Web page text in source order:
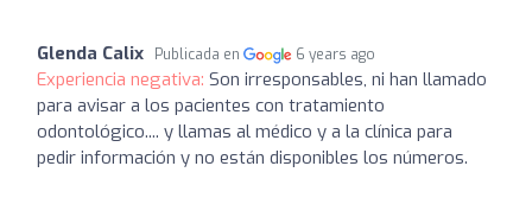
Glenda Calix Publicada en 6 years ago
Experiencia negativa: Son irresponsables, ni han llamado
para avisar a los pacientes con tratamiento
odontológico.... y llamas al médico y a la clínica para
pedir información y no están disponibles los números.